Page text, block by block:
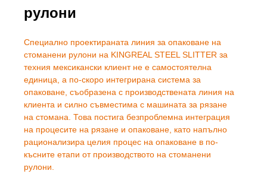
рулони
Специално проектираната линия за опаковане на
стоманени рулони на KINGREAL STEEL SLITTER за
техния мексикански клиент не е самостоятелна
единица, а по-скоро интегрирана система за
опаковане, съобразена с производствената линия на
клиента и силно съвместима с машината за рязане
на стомана. Това постига безпроблемна интеграция
на процесите на рязане и опаковане, като напълно
рационализира целия процес на опаковане в по-
късните етапи от производството на стоманени
рулони.